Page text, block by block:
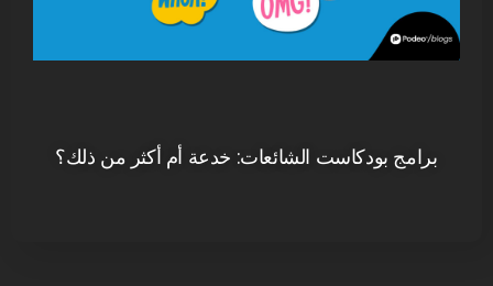
برامج بودكاست الشائعات: خدعة أم أكثر من ذلك؟